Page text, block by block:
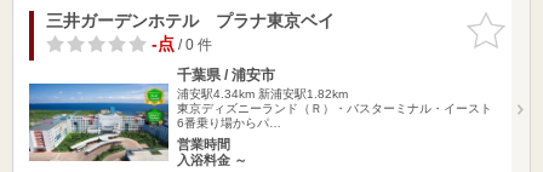
お気に入
りに追加
三井ガーデンホテル プラナ東京ベイ
-点/ 0 件
千葉県 / 浦安市
浦安駅4.34km 新浦安駅1.82km
東京ディズニーランド（Ｒ）・バスターミナル・イースト
6番乗り場からパ…
営業時間
入浴料金 ～